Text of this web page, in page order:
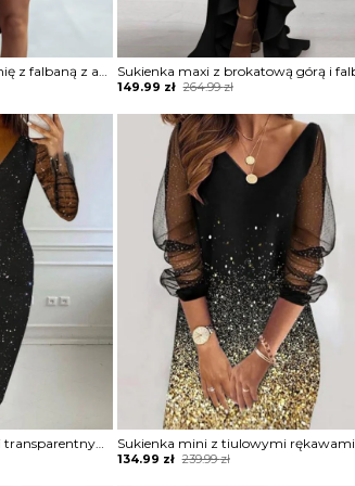
Sukienka na jedno ramię z falbaną z asymetrycznym dołem
264.99zł
Original
was:
264.99 zł.
149.99 zł
Current
is:
149.99 zł.
Sukienka z brokatem i transparentnymi rękawami Sukienka mini z tiulowymi rękawami
239.99zł
Original
134.99 zł
Current